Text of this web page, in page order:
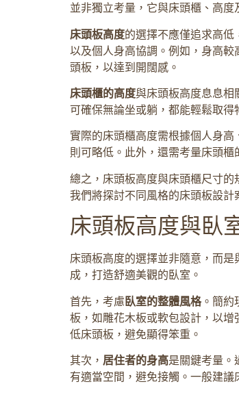
並非獨立考量，它與床頭櫃、高
床頭板高度的選擇不應僅追求高
以及個人身高協調。例如，身高
頭板，以達到開闊感。
床頭櫃的高度與床頭板高度息息相
可確保無論坐或躺，都能輕鬆取得
實際的床頭櫃高度需根據個人身
則可略低。此外，還需考量床頭
總之，床頭板高度與床頭櫃尺寸
我們將探討不同風格的床頭板設
床頭板高度與臥
床頭板高度的選擇並非隨意，而
成，打造舒適美觀的臥室。
首先，考慮臥室的整體風格。簡約
板，如雕花木板或軟包設計，以
低床頭板，避免顯得笨重。
其次， 居住者的身高是關鍵考量。
有適當空間，避免接觸。一般建